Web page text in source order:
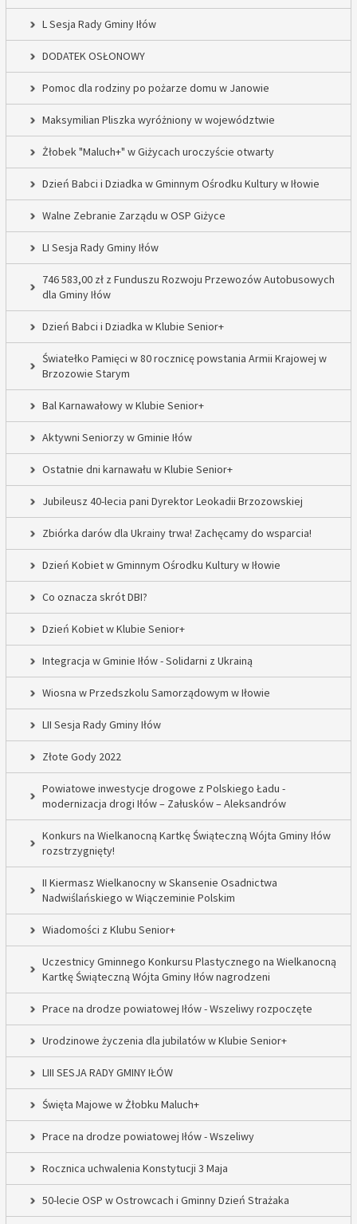
L Sesja Rady Gminy Iłów
DODATEK OSŁONOWY
Pomoc dla rodziny po pożarze domu w Janowie
Maksymilian Pliszka wyróżniony w województwie
Żłobek "Maluch+" w Giżycach uroczyście otwarty
Dzień Babci i Dziadka w Gminnym Ośrodku Kultury w Iłowie
Walne Zebranie Zarządu w OSP Giżyce
LI Sesja Rady Gminy Iłów
746 583,00 zł z Funduszu Rozwoju Przewozów Autobusowych
dla Gminy Iłów
Dzień Babci i Dziadka w Klubie Senior+
Światełko Pamięci w 80 rocznicę powstania Armii Krajowej w
Brzozowie Starym
Bal Karnawałowy w Klubie Senior+
Aktywni Seniorzy w Gminie Iłów
Ostatnie dni karnawału w Klubie Senior+
Jubileusz 40-lecia pani Dyrektor Leokadii Brzozowskiej
Zbiórka darów dla Ukrainy trwa! Zachęcamy do wsparcia!
Dzień Kobiet w Gminnym Ośrodku Kultury w Iłowie
Co oznacza skrót DBI?
Dzień Kobiet w Klubie Senior+
Integracja w Gminie Iłów - Solidarni z Ukrainą
Wiosna w Przedszkolu Samorządowym w Iłowie
LII Sesja Rady Gminy Iłów
Złote Gody 2022
Powiatowe inwestycje drogowe z Polskiego Ładu -
modernizacja drogi Iłów – Załusków – Aleksandrów
Konkurs na Wielkanocną Kartkę Świąteczną Wójta Gminy Iłów
rozstrzygnięty!
II Kiermasz Wielkanocny w Skansenie Osadnictwa
Nadwiślańskiego w Wiączeminie Polskim
Wiadomości z Klubu Senior+
Uczestnicy Gminnego Konkursu Plastycznego na Wielkanocną
Kartkę Świąteczną Wójta Gminy Iłów nagrodzeni
Prace na drodze powiatowej Iłów - Wszeliwy rozpoczęte
Urodzinowe życzenia dla jubilatów w Klubie Senior+
LIII SESJA RADY GMINY IŁÓW
Święta Majowe w Żłobku Maluch+
Prace na drodze powiatowej Iłów - Wszeliwy
Rocznica uchwalenia Konstytucji 3 Maja
50-lecie OSP w Ostrowcach i Gminny Dzień Strażaka